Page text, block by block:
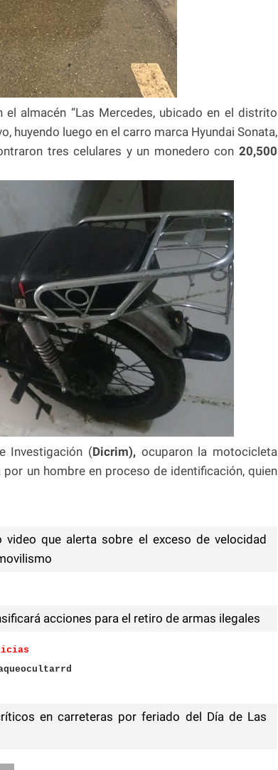
almacén “Las Mercedes, ubicado en el distrito
huyendo luego en el carro marca Hyundai Sonata,
tres celulares y un monedero con20,500
Investigación (Dicrim), ocuparon la motocicleta
por un hombre en proceso de identificación, quien
video que alerta sobre el exceso de velocidad
acciones para el retiro de armas ilegales
en carreteras por feriado del Día de Las